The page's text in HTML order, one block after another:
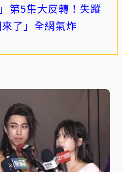
第5集大反轉！失蹤
了」全網氣炸